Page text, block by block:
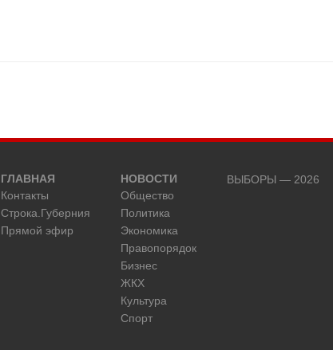
ГЛАВНАЯ
Контакты
Строка.Губерния
Прямой эфир
НОВОСТИ
Общество
Политика
Экономика
Правопорядок
Бизнес
ЖКХ
Культура
Спорт
ВЫБОРЫ — 2026